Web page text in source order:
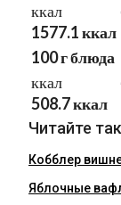
ккал
1577.1 ккал
100 г блюда
ккал
508.7 ккал
Читайте
Кобблер
Яблочные